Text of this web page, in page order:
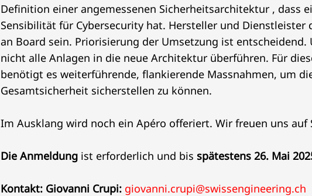
Definition einer angemessenen Sicherheitsarchitektur , dass
Sensibilität für Cybersecurity hat. Hersteller und Dienstleister
an Board sein. Priorisierung der Umsetzung ist entscheidend.
nicht alle Anlagen in die neue Architektur überführen. Für
benötigt es weiterführende, flankierende Massnahmen, um
Gesamtsicherheit sicherstellen zu können.
Im Ausklang wird noch ein Apéro offeriert. Wir freuen uns auf
Die Anmeldung ist erforderlich und bis spätestens 26. Mai
Kontakt: Giovanni Crupi: giovanni.crupi@swissengineering.ch